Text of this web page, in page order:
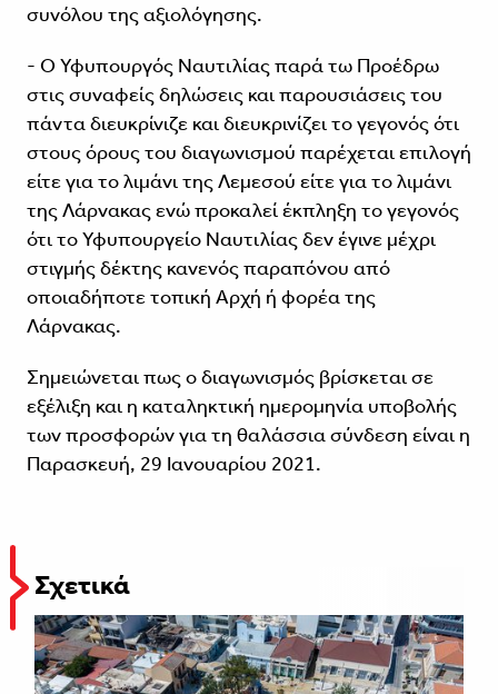
συνόλου της αξιολόγησης.
- Ο Υφυπουργός Ναυτιλίας παρά τω Προέδρω
στις συναφείς δηλώσεις και παρουσιάσεις του
πάντα διευκρίνιζε και διευκρινίζει το γεγονός ότι
στους όρους του διαγωνισμού παρέχεται επιλογή
είτε για το λιμάνι της Λεμεσού είτε για το λιμάνι
της Λάρνακας ενώ προκαλεί έκπληξη το γεγονός
ότι το Υφυπουργείο Ναυτιλίας δεν έγινε μέχρι
στιγμής δέκτης κανενός παραπόνου από
οποιαδήποτε τοπική Αρχή ή φορέα της
Λάρνακας.
Σημειώνεται πως ο διαγωνισμός βρίσκεται σε
εξέλιξη και η καταληκτική ημερομηνία υποβολής
των προσφορών για τη θαλάσσια σύνδεση είναι η
Παρασκευή, 29 Ιανουαρίου 2021.
Σχετικά